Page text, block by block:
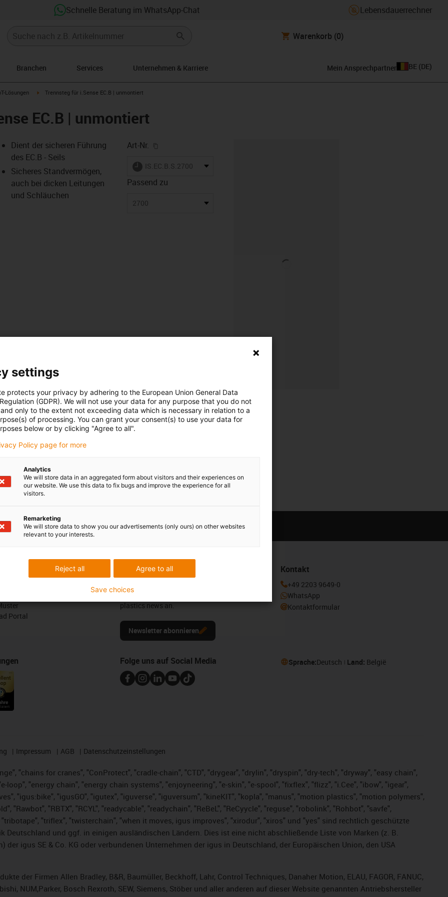
Schnelle Beratung im WhatsApp-Chat Lebensdauerrechner
Warenkorb (0)
Branchen Services Unternehmen & Karriere Mein Ansprechpartner BE (DE)
right
Lösungen igus-icon-arrow-right
Trennsteg für i.Sense EC.B | unmontiert
EC.B | unmontiert
icon-lupe
icon-lupe
Dient der sicheren Führung
des EC.B - Seils
Sicheres Standvermögen,
auch bei dicken Leitungen
und Schläuchen
Art-Nr.
igus-icon-lieferzeit
IS.EC.B.S.2700
Passend zu
2700
in der neutralen Phase der e-kette. Der Trennsteg
muss in der Mitte des Innenraumes der e-kette montiert
Lob & Kritik
Portal
Newsletter
melden Sie sich hier für unsere motion
plastics news an.
Newsletter abonnieren
Kontakt
+49 2203 9649-0
WhatsApp
Kontaktformular
Folge uns auf Social Media Sprache:Deutsch Land: België
Impressum AGB Datenschutzeinstellungen
"chains for cranes", "ConProtect", "cradle-chain", "CTD", "drygear", "drylin", "dryspin", "dry-tech", "dryway", "easy chain",
loop", "energy chain", "energy chain systems", "enjoyneering", "e-skin", "e-spool", "fixflex", "flizz", "i.Cee", "ibow", "igear",
"igus:bike", "igusGO", "igutex", "iguverse", "iguversum", "kineKIT", "kopla", "manus", "motion plastics", "motion polymers",
"Rawbot", "RBTX", "RCYL", "readycable", "readychain", "ReBeL", "ReCyycle", "reguse", "robolink", "Rohbot", "savfe",
"triflex", "twisterchain", "when it moves, igus improves", "xirodur", "xiros" und "yes" sind rechtlich geschützte
Deutschland und ggf. in einigen ausländischen Ländern. Dies ist eine nicht abschließende Liste von Marken (z. B.
igus SE & Co. KG oder verbundenen Unternehmen der igus in Deutschland, der Europäischen Union, den USA
der Firmen Allen Bradley, B&R, Baumüller, Beckhoff, Lahr, Control Techniques, Danaher Motion, ELAU, FAGOR, FANUC,
NUM,Parker, Bosch Rexroth, SEW, Siemens, Stöber und aller anderen auf dieser Website genannten Antriebshersteller
settings
protects your privacy by adhering to the European Union General Data
(GDPR). We will not use your data for any purpose that you do not
only to the extent not exceeding data which is necessary in relation to a
of processing. You can grant your consent(s) to use your data for
below or by clicking "Agree to all".
Policy page for more
Analytics
We will store data in an aggregated form about visitors and their experiences on
our website. We use this data to fix bugs and improve the experience for all
visitors.
Remarketing
We will store data to show you our advertisements (only ours) on other websites
relevant to your interests.
Agree to all
Reject all
Save choices